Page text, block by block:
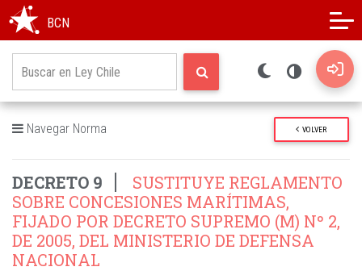
BCN
Navegar Norma VOLVER
DECRETO 9
SUSTITUYE REGLAMENTO
SOBRE CONCESIONES MARÍTIMAS,
FIJADO POR DECRETO SUPREMO (M) Nº 2,
DE 2005, DEL MINISTERIO DE DEFENSA
NACIONAL